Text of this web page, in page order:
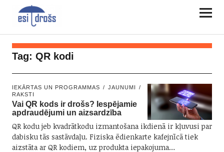
Tag: QR kodi
IEKĀRTAS UN PROGRAMMAS
JAUNUMI
RAKSTI
Vai QR kods ir drošs? Iespējamie
apdraudējumi un aizsardzība
QR kodu jeb kvadrātkodu izmantošana ikdienā ir kļuvusi par
dabisku tās sastāvdaļu. Fiziska ēdienkarte kafejnīcā tiek
aizstāta ar QR kodiem, uz produkta iepakojuma…